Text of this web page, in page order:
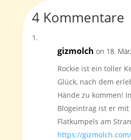
4 Kommentare
gizmolch on 18.
Rockie ist ein toller
Glück, nach dem
Hände zu kommen!
Blogeintrag ist er mit
Flatkumpels am
https://